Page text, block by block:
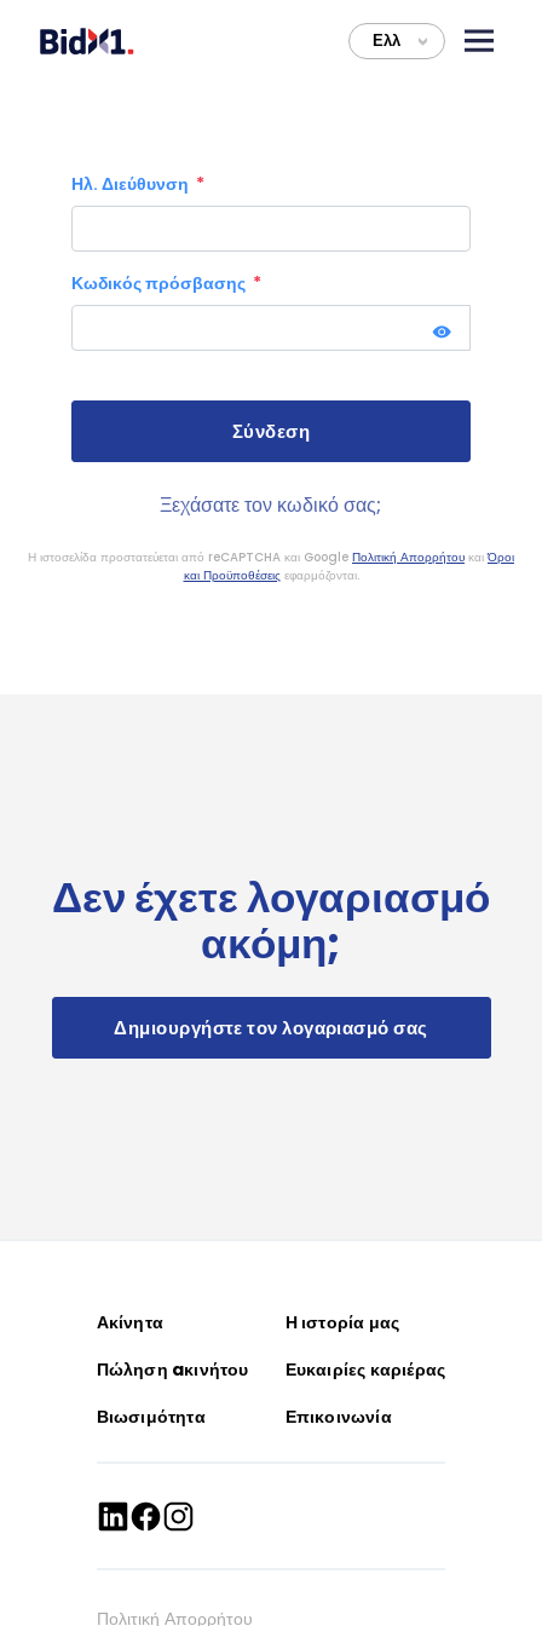
Ελλ >
Δεν έχετε λογαριασμό
ακόμη;
Δημιουργήστε τον λογαριασμό σας
Ηλ. Διεύθυνση
Κωδικός πρόσβασης
Ξεχάσατε τον κωδικό σας;
Η ιστοσελίδα προστατεύεται από reCAPTCHA και Google Πολιτική Απορρήτου καιΌροι
και Προϋποθέσειςεφαρμόζονται.
Ακίνητα
Η ιστορία μας
Πώληση aκινήτου
Ευκαιρίες καριέρας
Βιωσιμότητα
Επικοινωνία
Πολιτική Απορρήτου